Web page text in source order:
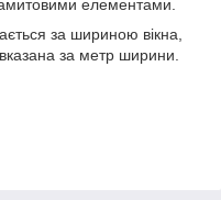
елементами.
за шириною вікна,
за метр ширини.